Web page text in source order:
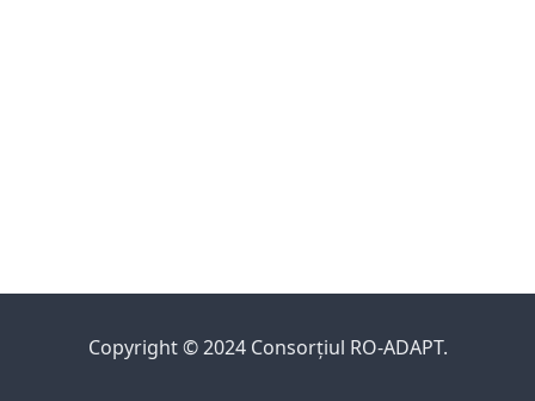
Copyright © 2024 Consorțiul RO-ADAPT.